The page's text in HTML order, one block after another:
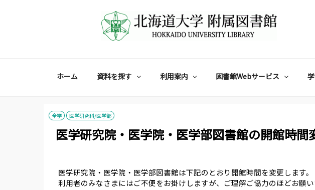
ホーム 資料を探す 利用案内 図書館Webサービス
全学 医学研究科/医学部
医学研究院・医学院・医学部図書館の開館時
医学研究院・医学院・医学部図書館は下記のとおり開館時間を変更します。
利用者のみなさまにはご不便をお掛けしますが、ご理解ご協力のほどお願い